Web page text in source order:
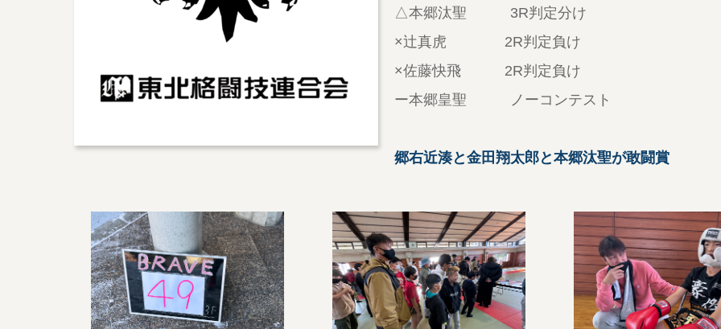
△本郷汰聖 3R判定分け
×辻真虎 2R判定負け
×佐藤快飛 2R判定負け
ー本郷皇聖 ノーコンテスト
郷右近湊と金田翔太郎と本郷汰聖が敢闘賞